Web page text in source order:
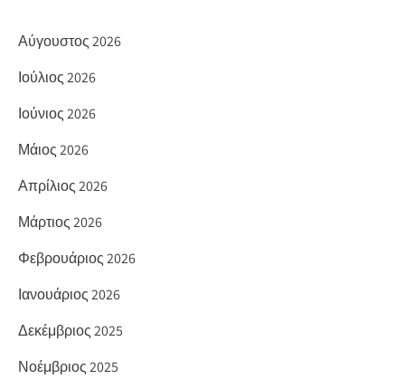
Αύγουστος 2026
Ιούλιος 2026
Ιούνιος 2026
Μάιος 2026
Απρίλιος 2026
Μάρτιος 2026
Φεβρουάριος 2026
Ιανουάριος 2026
Δεκέμβριος 2025
Νοέμβριος 2025